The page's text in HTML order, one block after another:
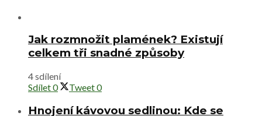
Jak rozmnožit plamének? Existují
celkem tři snadné způsoby
4 sdílení
Sdílet0 Tweet0
Hnojení kávovou sedlinou: Kde se